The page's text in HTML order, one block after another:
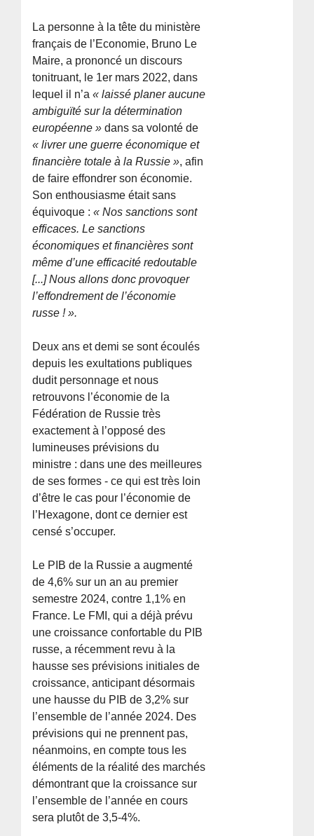
La personne à la tête du ministère
français de l’Economie, Bruno Le
Maire, a prononcé un discours
tonitruant, le 1er mars 2022, dans
lequel il n’a« laissé planer aucune
ambiguïté sur la détermination
européenne »dans sa volonté de
« livrer une guerre économique et
financière totale à la Russie », afin
de faire effondrer son économie.
Son enthousiasme était sans
équivoque :« Nos sanctions sont
efficaces. Le sanctions
économiques et financières sont
même d’une efficacité redoutable
[...] Nous allons donc provoquer
l’effondrement de l’économie
russe ! ».
Deux ans et demi se sont écoulés
depuis les exultations publiques
dudit personnage et nous
retrouvons l’économie de la
Fédération de Russie très
exactement à l’opposé des
lumineuses prévisions du
ministre : dans une des meilleures
de ses formes - ce qui est très loin
d’être le cas pour l’économie de
l’Hexagone, dont ce dernier est
censé s’occuper.
Le PIB de la Russie a augmenté
de 4,6% sur un an au premier
semestre 2024, contre 1,1% en
France. Le FMI, qui a déjà prévu
une croissance confortable du PIB
russe, a récemment revu à la
hausse ses prévisions initiales de
croissance, anticipant désormais
une hausse du PIB de 3,2% sur
l’ensemble de l’année 2024. Des
prévisions qui ne prennent pas,
néanmoins, en compte tous les
éléments de la réalité des marchés
démontrant que la croissance sur
l’ensemble de l’année en cours
sera plutôt de 3,5-4%.